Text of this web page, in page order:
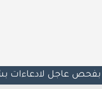
حر جديدة تضرب